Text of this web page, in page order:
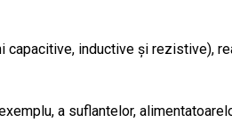
inductive și rezistive),
a suflantelor,